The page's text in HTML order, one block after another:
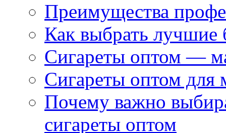
Преимущества
Как выбрать
Сигареты оптом —
Сигареты оптом для
Почему важно
сигареты оптом